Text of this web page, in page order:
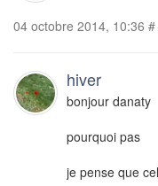
04 octobre 2014, 10:36 #
hiver
bonjour danaty
pourquoi pas
je pense que